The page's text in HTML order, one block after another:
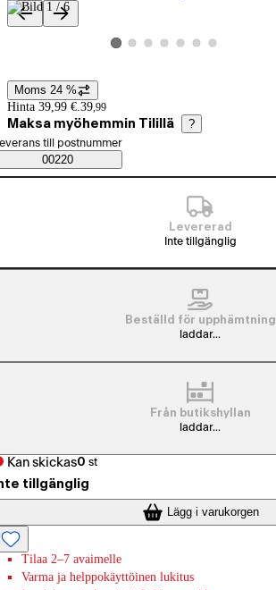
Produktbilder och videor
Visa produktbild 1
Visa produktbild 2
Visa produktbild 3
Visa produktbild 4
Visa produktbild 5
Visa produktbild 6
Visa produktbild 7
Prisinformation
Moms 24 %
Hinta 39,99 €. 39,99
Maksa myöhemmin Tilillä ?
Saatavuustiedot
beställningssätt
till postnummer
00220
Levererad
Inte tillgänglig
Beställd för upphämtning
laddar...
Från butikshyllan
laddar...
Kan skickas0 st
tillgänglig
Lägg i varukorgen
Tilaa 2–7 avaimelle
Varma ja helppokäyttöinen lukitus